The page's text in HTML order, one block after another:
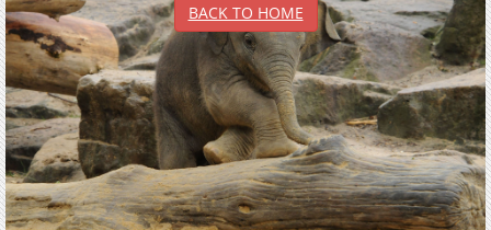
BACK TO HOME